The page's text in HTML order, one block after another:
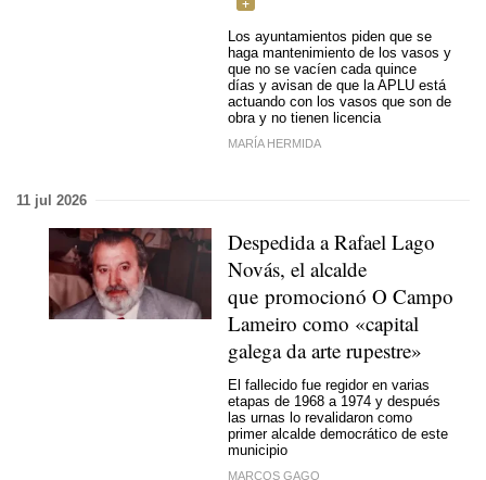
Los ayuntamientos piden que se
haga mantenimiento de los vasos y
que no se vacíen cada quince
días y avisan de que la APLU está
actuando con los vasos que son de
obra y no tienen licencia
MARÍA HERMIDA
11 jul 2026
Despedida a Rafael Lago
Novás, el alcalde
que promocionó O Campo
Lameiro como «capital
galega da arte rupestre»
El fallecido fue regidor en varias
etapas de 1968 a 1974 y después
las urnas lo revalidaron como
primer alcalde democrático de este
municipio
MARCOS GAGO